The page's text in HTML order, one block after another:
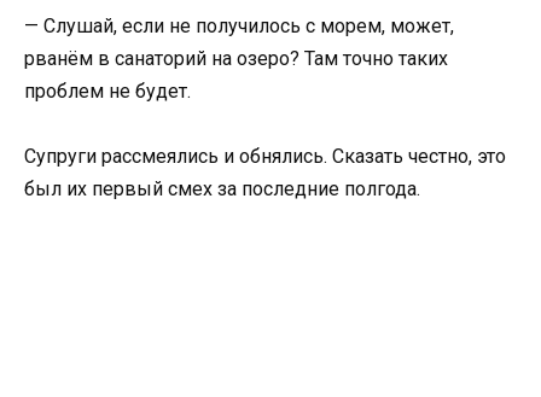
— Слушай, если не получилось с морем, может,
рванём в санаторий на озеро? Там точно таких
проблем не будет.
Супруги рассмеялись и обнялись. Сказать честно, это
был их первый смех за последние полгода.